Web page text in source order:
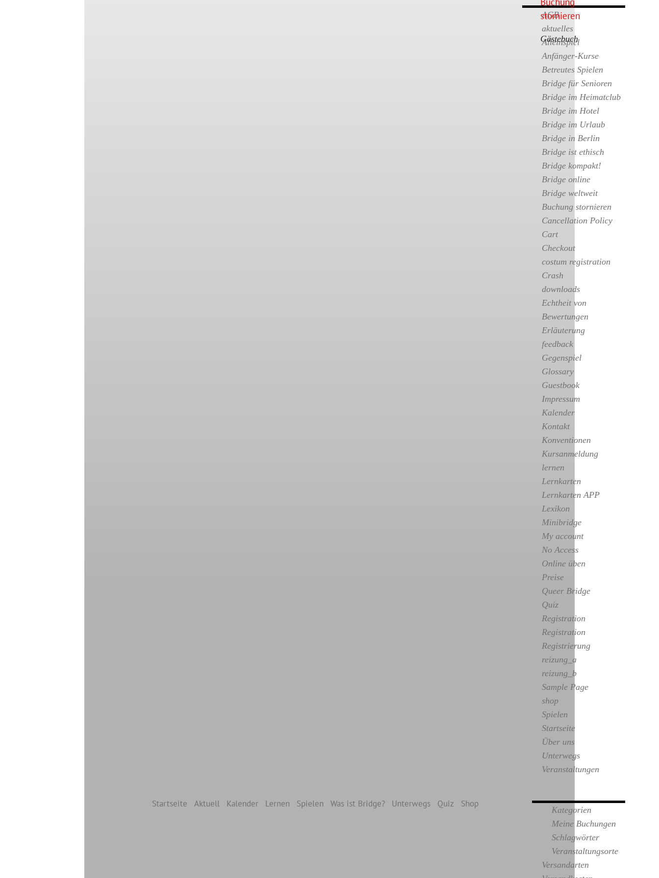
Gästebuch
stornieren
Startseite Aktuell Kalender Lernen Spielen Was ist Bridge? Unterwegs Quiz Shop
AGB
aktuelles
Alleinspiel
Anfänger-Kurse
Betreutes Spielen
Bridge für Senioren
Bridge im Heimatclub
Bridge im Hotel
Bridge im Urlaub
Bridge in Berlin
Bridge ist ethisch
Bridge kompakt!
Bridge online
Bridge weltweit
Buchung stornieren
Cancellation Policy
Cart
Checkout
costum registration
Crash
downloads
Echtheit von
Bewertungen
Erläuterung
feedback
Gegenspiel
Glossary
Guestbook
Impressum
Kalender
Kontakt
Konventionen
Kursanmeldung
lernen
Lernkarten
Lernkarten APP
Lexikon
Minibridge
My account
No Access
Online üben
Preise
Queer Bridge
Quiz
Registration
Registration
Registrierung
reizung_a
reizung_b
Sample Page
shop
Spielen
Startseite
Über uns
Unterwegs
Veranstaltungen
Kategorien
Meine Buchungen
Schlagwörter
Veranstaltungsorte
Versandarten